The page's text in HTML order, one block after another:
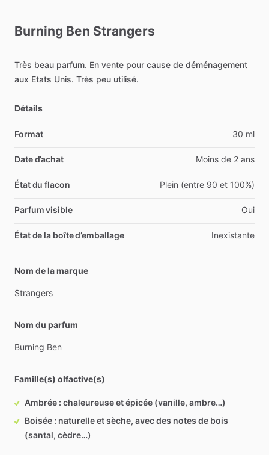
Burning Ben Strangers
Très beau parfum. En vente pour cause de déménagement
aux Etats Unis. Très peu utilisé.
Détails
Format 30 ml
Date d’achat Moins de 2 ans
État du flacon Plein (entre 90 et 100%)
Parfum visible Oui
État de la boîte d’emballage Inexistante
Nom de la marque
Strangers
Nom du parfum
Burning Ben
Famille(s) olfactive(s)
Ambrée : chaleureuse et épicée (vanille, ambre…)
Boisée : naturelle et sèche, avec des notes de bois
(santal, cèdre…)